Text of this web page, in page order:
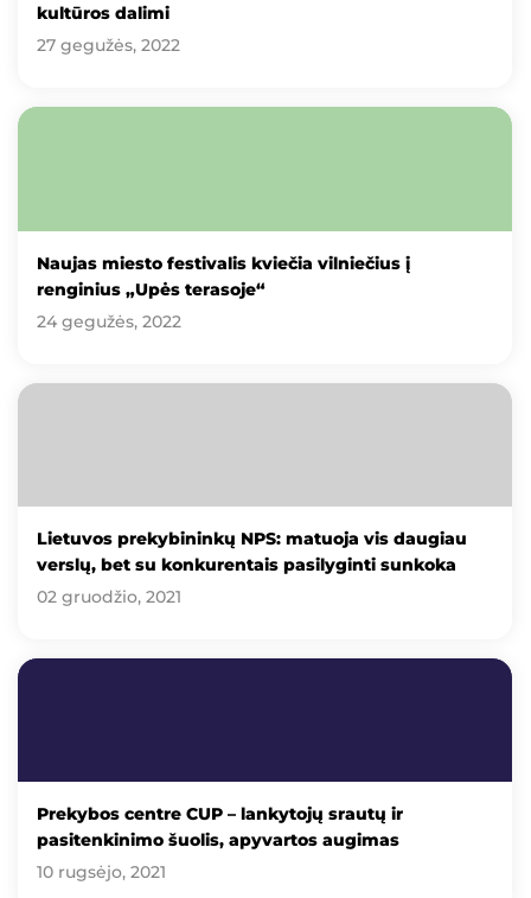
kultūros dalimi
27 gegužės, 2022
Naujas miesto festivalis kviečia vilniečius į
renginius „Upės terasoje“
24 gegužės, 2022
Lietuvos prekybininkų NPS: matuoja vis daugiau
verslų, bet su konkurentais pasilyginti sunkoka
02 gruodžio, 2021
Prekybos centre CUP – lankytojų srautų ir
pasitenkinimo šuolis, apyvartos augimas
10 rugsėjo, 2021